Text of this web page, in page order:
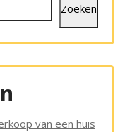
Zoeken
van een huis